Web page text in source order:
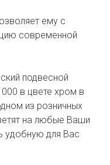
ему с
современной
подвесной
в цвете хром в
из розничных
на любые Ваши
удобную для Вас